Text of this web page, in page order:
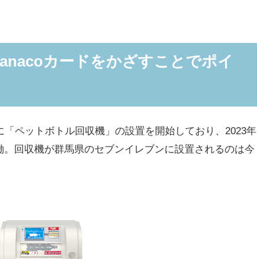
カードをかざすことでポイ
ペットボトル回収機」の設置を開始しており、2023年
回収機が群馬県のセブンイレブンに設置されるのは今